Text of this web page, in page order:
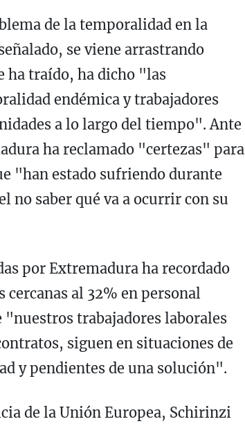
de la temporalidad en la
se viene arrastrando
ha traído, ha dicho "las
endémica y trabajadores
a lo largo del tiempo". Ante
ha reclamado "certezas" para
"han estado sufriendo durante
no saber qué va a ocurrir con su
por Extremadura ha recordado
al 32% en personal
"nuestros trabajadores laborales
siguen en situaciones de
y pendientes de una solución".
de la Unión Europea, Schirinzi